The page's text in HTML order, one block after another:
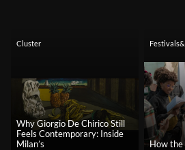
Cluster
Why Giorgio De Chirico Still
Feels Contemporary: Inside
Milan’s
How the